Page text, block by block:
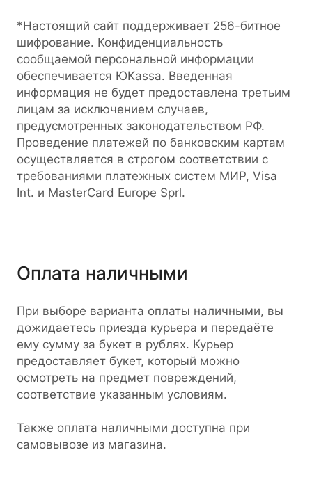
*Настоящий сайт поддерживает 256-битное
шифрование. Конфиденциальность
сообщаемой персональной информации
обеспечивается ЮKassa. Введенная
информация не будет предоставлена третьим
лицам за исключением случаев,
предусмотренных законодательством РФ.
Проведение платежей по банковским картам
осуществляется в строгом соответствии с
требованиями платежных систем МИР, Visa
Int. и MasterCard Europe Sprl.
Оплата наличными
При выборе варианта оплаты наличными, вы
дожидаетесь приезда курьера и передаёте
ему сумму за букет в рублях. Курьер
предоставляет букет, который можно
осмотреть на предмет повреждений,
соответствие указанным условиям.
Также оплата наличными доступна при
самовывозе из магазина.